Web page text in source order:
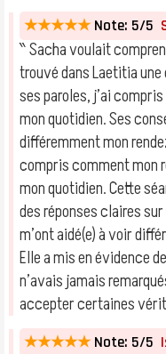
★★★★★ Note: 5/5
‶ Sacha voulait
trouvé dans Laetitia
ses paroles, j’ai
mon quotidien. Ses
différemment mon
compris comment mon
mon quotidien. Cette
des réponses claires
m’ont aidé(e) à voir
Elle a mis en évidence
n’avais jamais
accepter certaines
★★★★★ Note: 5/5